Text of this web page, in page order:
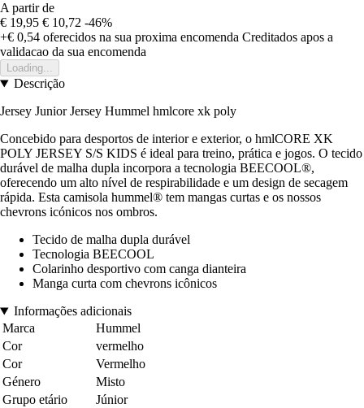
A partir de
€ 19,95 € 10,72 -46%
+€ 0,54 oferecidos na sua proxima encomenda Creditados apos a
validacao da sua encomenda
Loading...
Descrição
Jersey Junior Jersey Hummel hmlcore xk poly
Concebido para desportos de interior e exterior, o hmlCORE XK
POLY JERSEY S/S KIDS é ideal para treino, prática e jogos. O tecido
durável de malha dupla incorpora a tecnologia BEECOOL®,
oferecendo um alto nível de respirabilidade e um design de secagem
rápida. Esta camisola hummel® tem mangas curtas e os nossos
chevrons icónicos nos ombros.
Tecido de malha dupla durável
Tecnologia BEECOOL
Colarinho desportivo com canga dianteira
Manga curta com chevrons icônicos
Informações adicionais
Marca
Hummel
Cor
vermelho
Cor
Vermelho
Género
Misto
Grupo etário
Júnior